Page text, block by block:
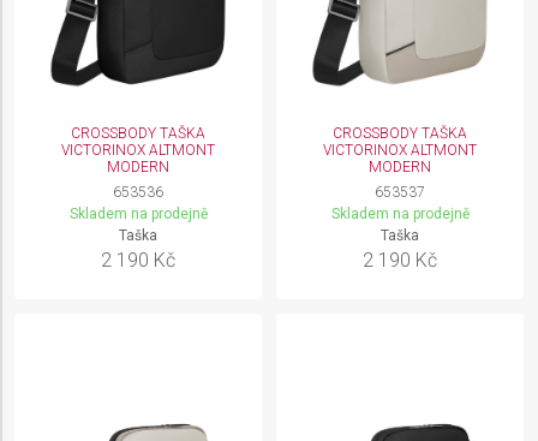
CROSSBODY TAŠKA
VICTORINOX ALTMONT
MODERN
653536
Skladem na prodejně
Taška
2 190 Kč
CROSSBODY TAŠKA
VICTORINOX ALTMONT
MODERN
653537
Skladem na prodejně
Taška
2 190 Kč